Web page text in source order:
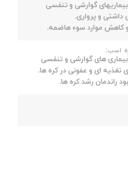
گوارشی و تنفسی
داشتی و پرواری.
کاهش موارد سوء هاضمه.
اسب:
های گوارشی و تنفسی
ای و عفونی در کره ها.
راندمان رشد کره ها.